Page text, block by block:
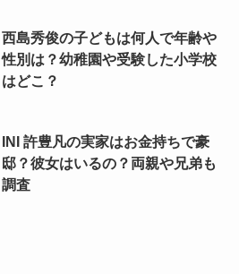
西島秀俊の子どもは何人で年齢や
性別は？幼稚園や受験した小学校
はどこ？
INI 許豊凡の実家はお金持ちで豪
邸？彼女はいるの？両親や兄弟も
調査